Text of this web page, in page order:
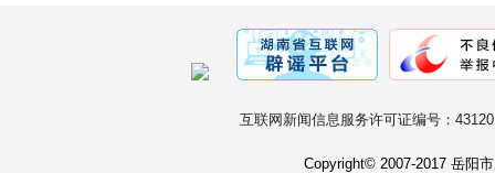
互联网新闻信息服务许可证编号：
Copyright© 2007-2017 岳阳